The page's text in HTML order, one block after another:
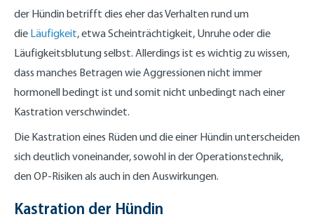
der Hündin betrifft dies eher das Verhalten rund um
die Läufigkeit, etwa Scheinträchtigkeit, Unruhe oder die
Läufigkeitsblutung selbst. Allerdings ist es wichtig zu wissen,
dass manches Betragen wie Aggressionen nicht immer
hormonell bedingt ist und somit nicht unbedingt nach einer
Kastration verschwindet.
Die Kastration eines Rüden und die einer Hündin unterscheiden
sich deutlich voneinander, sowohl in der Operationstechnik,
den OP-Risiken als auch in den Auswirkungen.
Kastration der Hündin